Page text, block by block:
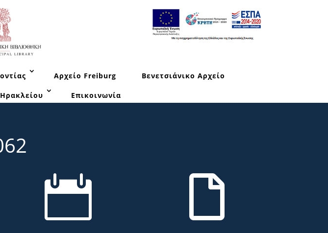
Αρχείο Freiburg Βενετσιάνικο Αρχείο
Επικοινωνία
 